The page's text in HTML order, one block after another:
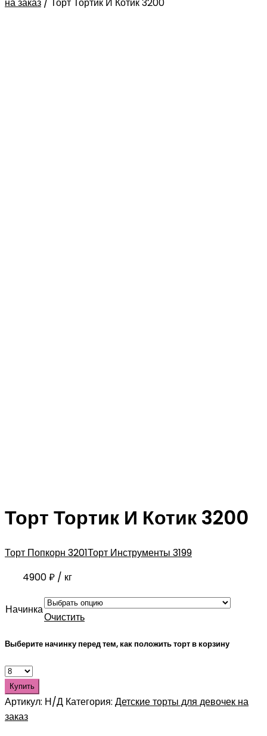
Торт Тортик И Котик 3200
Торт Попкорн 3201Торт Инструменты 3199
4900₽ / кг
Начинка
Очистить
Выберите начинку перед тем, как положить торт в корзину
Купить
Артикул: Н/Д Категория: Детские торты для девочек на
заказ